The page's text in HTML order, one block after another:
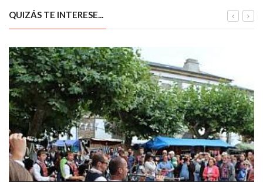
QUIZÁS TE INTERESE...